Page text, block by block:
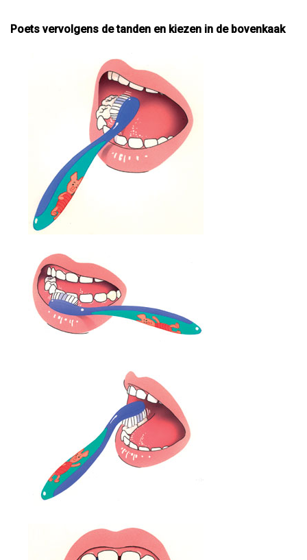
Poets vervolgens de tanden en kiezen in de bovenkaak